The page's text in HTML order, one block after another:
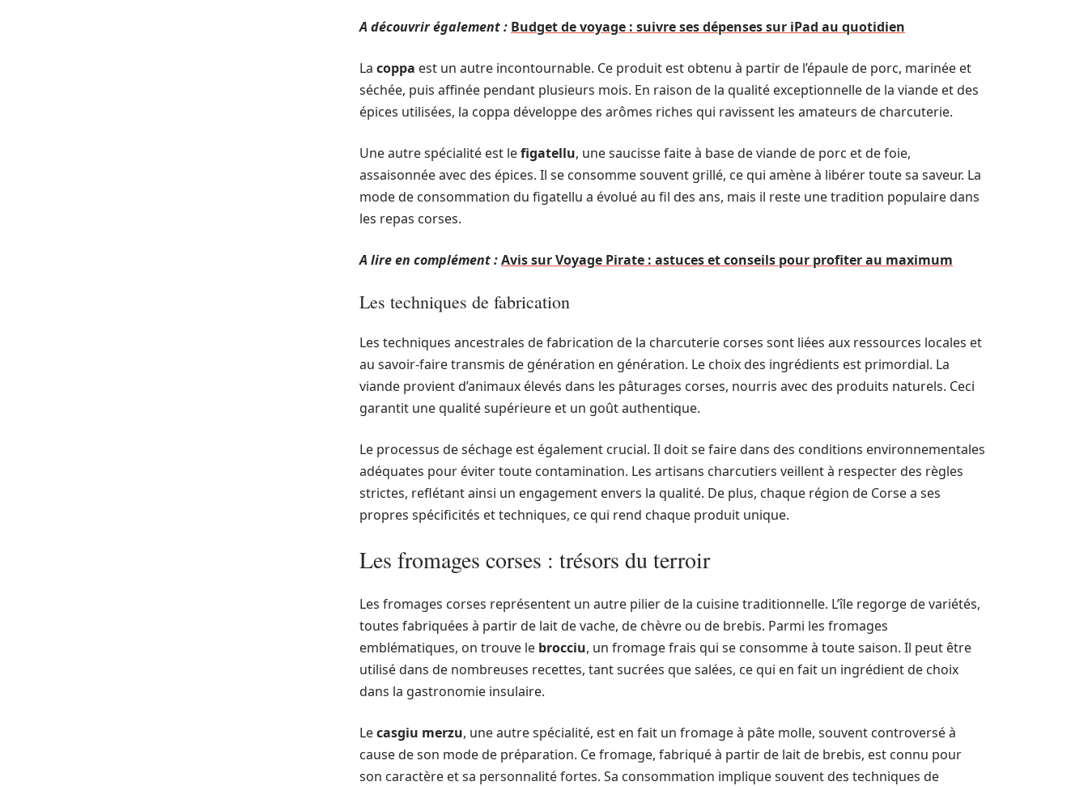
A découvrir également : Budget de voyage : suivre ses dépenses sur iPad au quotidien
La coppa est un autre incontournable. Ce produit est obtenu à partir de l’épaule de porc, marinée et
séchée, puis affinée pendant plusieurs mois. En raison de la qualité exceptionnelle de la viande et des
épices utilisées, la coppa développe des arômes riches qui ravissent les amateurs de charcuterie.
Une autre spécialité est lefigatellu, une saucisse faite à base de viande de porc et de foie,
assaisonnée avec des épices. Il se consomme souvent grillé, ce qui amène à libérer toute sa saveur. La
mode de consommation du figatellu a évolué au fil des ans, mais il reste une tradition populaire dans
les repas corses.
A lire en complément :Avis sur Voyage Pirate : astuces et conseils pour profiter au maximum
Les techniques de fabrication
Les techniques ancestrales de fabrication de la charcuterie corses sont liées aux ressources locales et
au savoir-faire transmis de génération en génération. Le choix des ingrédients est primordial. La
viande provient d’animaux élevés dans les pâturages corses, nourris avec des produits naturels. Ceci
garantit une qualité supérieure et un goût authentique.
Le processus de séchage est également crucial. Il doit se faire dans des conditions environnementales
adéquates pour éviter toute contamination. Les artisans charcutiers veillent à respecter des règles
strictes, reflétant ainsi un engagement envers la qualité. De plus, chaque région de Corse a ses
propres spécificités et techniques, ce qui rend chaque produit unique.
Les fromages corses : trésors du terroir
Les fromages corses représentent un autre pilier de la cuisine traditionnelle. L’île regorge de variétés,
toutes fabriquées à partir de lait de vache, de chèvre ou de brebis. Parmi les fromages
emblématiques, on trouve le brocciu, un fromage frais qui se consomme à toute saison. Il peut être
utilisé dans de nombreuses recettes, tant sucrées que salées, ce qui en fait un ingrédient de choix
dans la gastronomie insulaire.
Lecasgiu merzu, une autre spécialité, est en fait un fromage à pâte molle, souvent controversé à
cause de son mode de préparation. Ce fromage, fabriqué à partir de lait de brebis, est connu pour
son caractère et sa personnalité fortes. Sa consommation implique souvent des techniques de